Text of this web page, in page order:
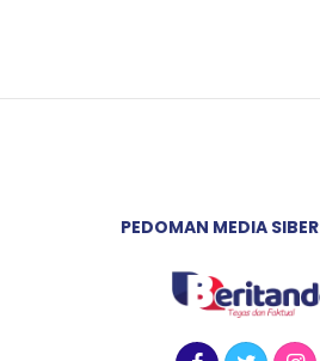
PEDOMAN MEDIA SIBER